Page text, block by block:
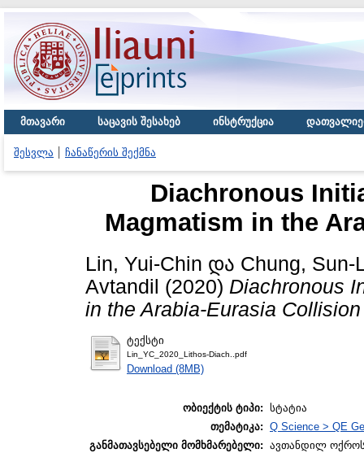
მთავარი საცავის შესახებ ინსტრუქცია
შესვლა ჩანაწერის შექმნა
Diachronous
Magmatism in the
Lin, Yui-Chin და Chung, Sun-
Avtandil (2020) Diachronous
in the Arabia-Eurasia
ტექსტი
Lin_YC_2020_Lithos-Diach..pdf
Download (8MB)
ობიექტის ტიპი: სტატია
თემატიკა: Q Science > QE
განმათავსებელი მომხმარებელი: ავთანდილ